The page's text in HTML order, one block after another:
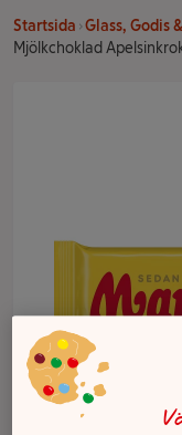
Startsida Glass, Godis
Mjölkchoklad